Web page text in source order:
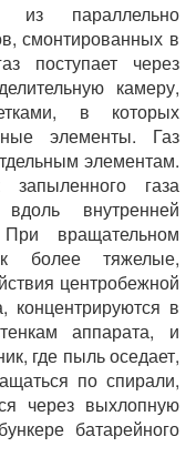
из параллельно
смонтированных в
поступает через
камеру,
в которых
элементы. Газ
элементам.
газа
внутренней
вращательном
более тяжелые,
центробежной
концентрируются в
аппарата, и
где пыль оседает,
по спирали,
через выхлопную
батарейного